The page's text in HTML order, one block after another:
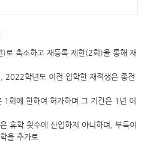
로 축소하고 재등록 제한(2회)을 통해 재
2022학년도 이전 입학한 재적생은 종전
회에 한하여 허가하며 그 기간은 1년 이
휴학 횟수에 산입하지 아니하며, 부득이
을 추가로